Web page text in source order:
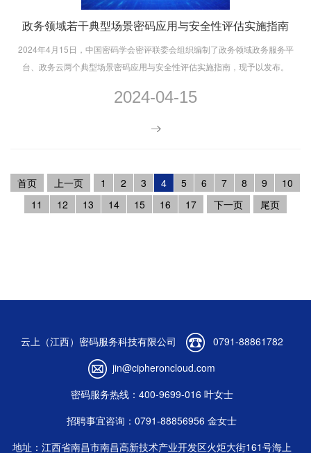
政务领域若干典型场景密码应用与安全性评估实施指南
2024年4月15日，中国密码学会密评联委会组织编制了政务领域政务服务平
台、政务云两个典型场景密码应用与安全性评估实施指南，现予以发布。
2024-04-15
首页 上一页 1 2 3 4 5 6 7 8 9
10
11
12 13 14 15 16 17 下一页 尾页
云上（江西）密码服务科技有限公司
0791-88861782
jin@cipheroncloud.com
密码服务热线：400-9699-016 叶女士
招聘事宜咨询：0791-88856956 金女士
地址：江西省南昌市南昌高新技术产业开发区火炬大街161号海上